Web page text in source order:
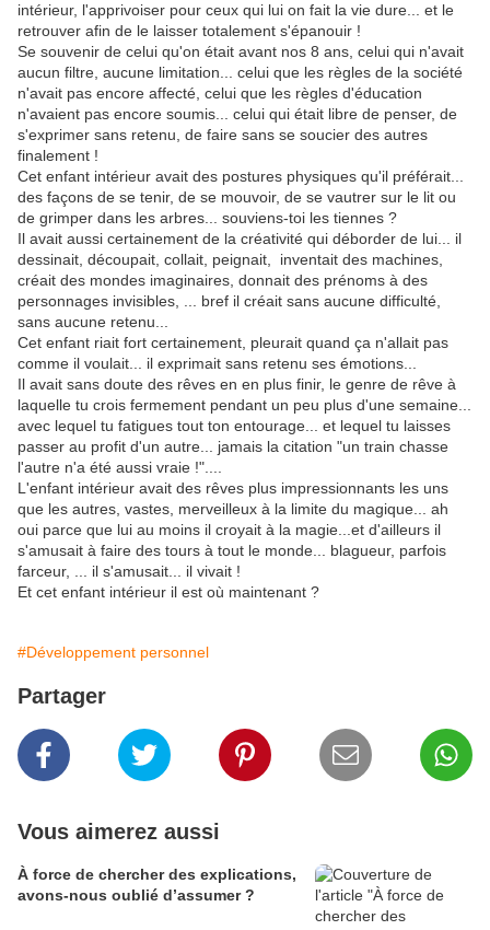
intérieur, l'apprivoiser pour ceux qui lui on fait la vie dure... et le
retrouver afin de le laisser totalement s'épanouir !
Se souvenir de celui qu'on était avant nos 8 ans, celui qui n'avait
aucun filtre, aucune limitation... celui que les règles de la société
n'avait pas encore affecté, celui que les règles d'éducation
n'avaient pas encore soumis... celui qui était libre de penser, de
s'exprimer sans retenu, de faire sans se soucier des autres
finalement !
Cet enfant intérieur avait des postures physiques qu'il préférait...
des façons de se tenir, de se mouvoir, de se vautrer sur le lit ou
de grimper dans les arbres... souviens-toi les tiennes ?
Il avait aussi certainement de la créativité qui déborder de lui... il
dessinait, découpait, collait, peignait, inventait des machines,
créait des mondes imaginaires, donnait des prénoms à des
personnages invisibles, ... bref il créait sans aucune difficulté,
sans aucune retenu...
Cet enfant riait fort certainement, pleurait quand ça n'allait pas
comme il voulait... il exprimait sans retenu ses émotions...
Il avait sans doute des rêves en en plus finir, le genre de rêve à
laquelle tu crois fermement pendant un peu plus d'une semaine...
avec lequel tu fatigues tout ton entourage... et lequel tu laisses
passer au profit d'un autre... jamais la citation "un train chasse
l'autre n'a été aussi vraie !"....
L'enfant intérieur avait des rêves plus impressionnants les uns
que les autres, vastes, merveilleux à la limite du magique... ah
oui parce que lui au moins il croyait à la magie...et d'ailleurs il
s'amusait à faire des tours à tout le monde... blagueur, parfois
farceur, ... il s'amusait... il vivait !
Et cet enfant intérieur il est où maintenant ?
#Développement personnel
Partager
Vous aimerez aussi
À force de chercher des explications,
avons-nous oublié d’assumer ?